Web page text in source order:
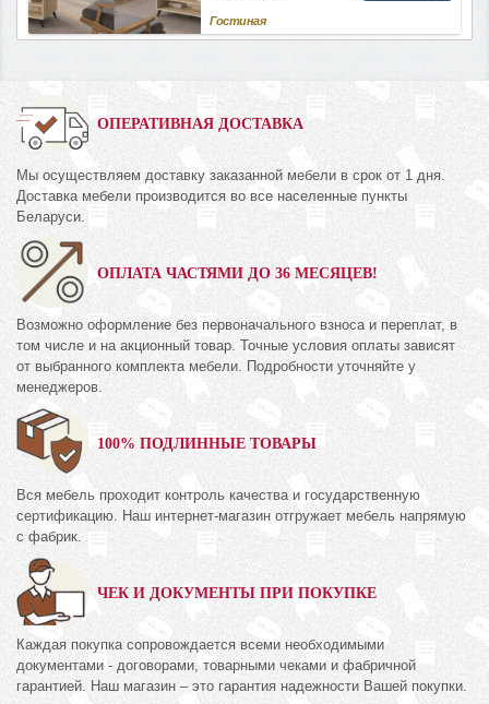
Гостиная
ОПЕРАТИВНАЯ ДОСТАВКА
Мы осуществляем доставку заказанной мебели в срок от 1 дня.
Доставка мебели производится во все населенные пункты
Беларуси.
ОПЛАТА ЧАСТЯМИ ДО 36 МЕСЯЦЕВ!
Возможно оформление без первоначального взноса и переплат, в
том числе и на акционный товар. Точные условия оплаты зависят
от выбранного комплекта мебели. Подробности уточняйте у
менеджеров.
100% ПОДЛИННЫЕ ТОВАРЫ
Вся мебель проходит контроль качества и государственную
сертификацию. Наш интернет-магазин отгружает мебель напрямую
с фабрик.
ЧЕК И ДОКУМЕНТЫ ПРИ ПОКУПКЕ
Каждая покупка сопровождается всеми необходимыми
документами - договорами, товарными чеками и фабричной
гарантией. Наш магазин – это гарантия надежности Вашей покупки.